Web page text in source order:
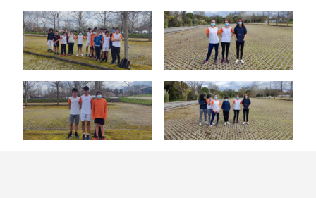
Admissão
Informações
APEE
Notícias